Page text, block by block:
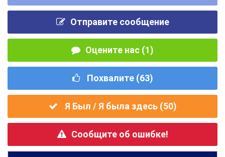
Отправите сообщение
Оцените нас (1)
Похвалите (63)
Я Был / Я была здесь (50)
Сообщите об ошибке!